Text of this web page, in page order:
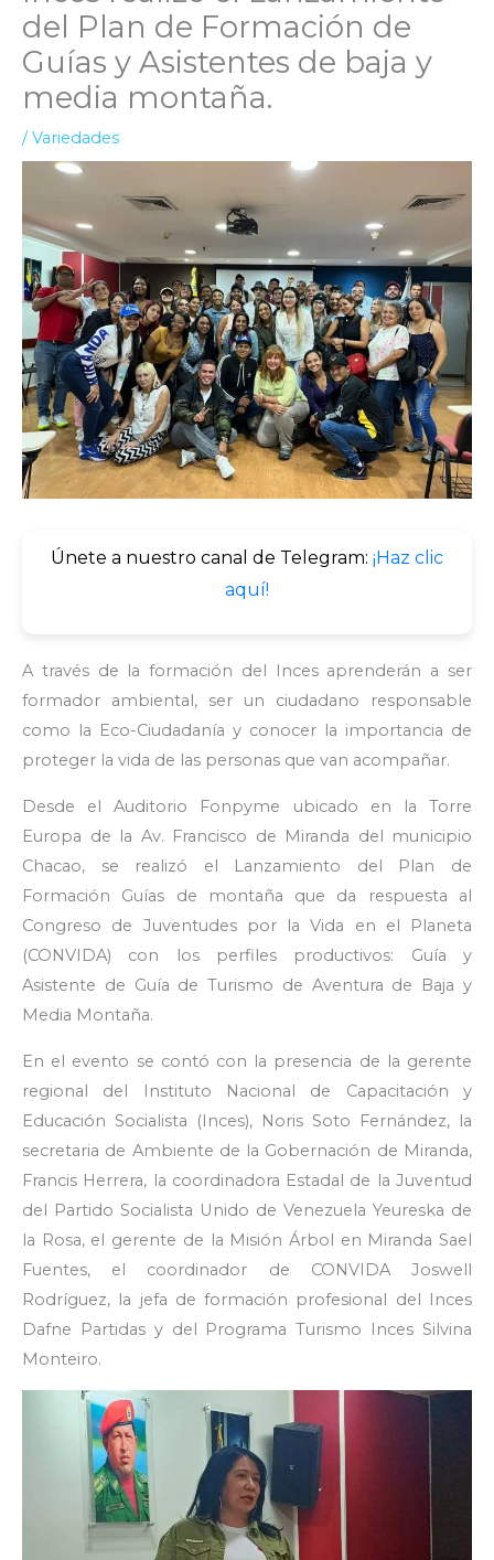
del Plan de Formación de
Guías y Asistentes de baja y
media montaña.
/Variedades
Únete a nuestro canal de Telegram: ¡Haz clic
aquí!
A través de la formación del Inces aprenderán a ser
formador ambiental, ser un ciudadano responsable
como la Eco-Ciudadanía y conocer la importancia de
proteger la vida de las personas que van acompañar.
Desde el Auditorio Fonpyme ubicado en la Torre
Europa de la Av. Francisco de Miranda del municipio
Chacao, se realizó el Lanzamiento del Plan de
Formación Guías de montaña que da respuesta al
Congreso de Juventudes por la Vida en el Planeta
(CONVIDA) con los perfiles productivos: Guía y
Asistente de Guía de Turismo de Aventura de Baja y
Media Montaña.
En el evento se contó con la presencia de la gerente
regional del Instituto Nacional de Capacitación y
Educación Socialista (Inces), Noris Soto Fernández, la
secretaria de Ambiente de la Gobernación de Miranda,
Francis Herrera, la coordinadora Estadal de la Juventud
del Partido Socialista Unido de Venezuela Yeureska de
la Rosa, el gerente de la Misión Árbol en Miranda Sael
Fuentes, el coordinador de CONVIDA Joswell
Rodríguez, la jefa de formación profesional del Inces
Dafne Partidas y del Programa Turismo Inces Silvina
Monteiro.